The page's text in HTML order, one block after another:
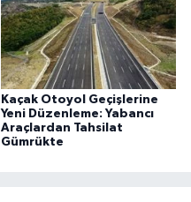
Kaçak Otoyol Geçişlerine
Yeni Düzenleme: Yabancı
Araçlardan Tahsilat
Gümrükte